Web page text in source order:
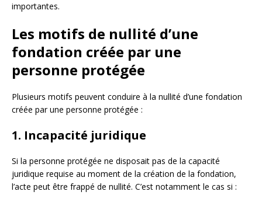
importantes.
Les motifs de nullité d’une
fondation créée par une
personne protégée
Plusieurs motifs peuvent conduire à la nullité d’une fondation
créée par une personne protégée :
1. Incapacité juridique
Si la personne protégée ne disposait pas de la capacité
juridique requise au moment de la création de la fondation,
l’acte peut être frappé de nullité. C’est notamment le cas si :